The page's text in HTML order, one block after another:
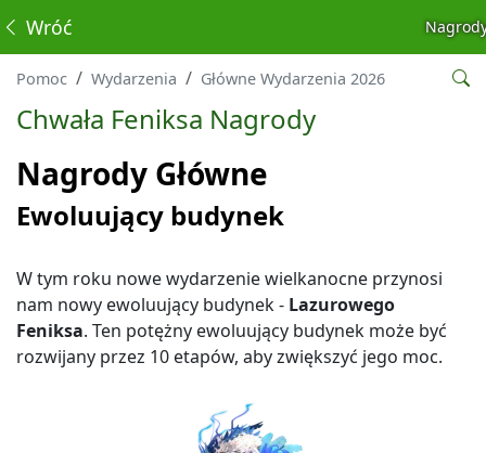
Wróć
Pomoc Wydarzenia Główne Wydarzenia 2026
Chwała Feniksa Nagrody
Nagrody Główne
Ewoluujący budynek
W tym roku nowe wydarzenie wielkanocne przynosi
nam nowy ewoluujący budynek - Lazurowego
Feniksa. Ten potężny ewoluujący budynek może być
rozwijany przez 10 etapów, aby zwiększyć jego moc.